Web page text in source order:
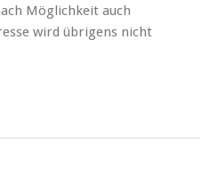
Möglichkeit auch
wird übrigens nicht